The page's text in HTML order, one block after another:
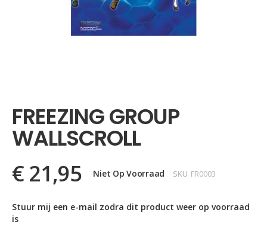
begin
van
de
afbeeldingen-
FREEZING GROUP
WALLSCROLL
€ 21,95 Niet Op Voorraad SKU FR0003
Stuur mij een e-mail zodra dit product weer op voorraad
is